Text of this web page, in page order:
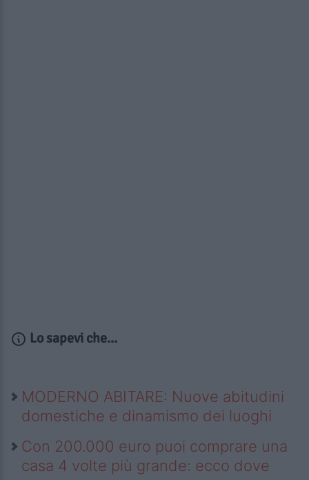
Lo sapevi che...
MODERNO ABITARE: Nuove abitudini
domestiche e dinamismo dei luoghi
Con 200.000 euro puoi comprare una
casa 4 volte più grande: ecco dove